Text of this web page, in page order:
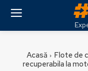
Acasă Flote de
recuperabila la